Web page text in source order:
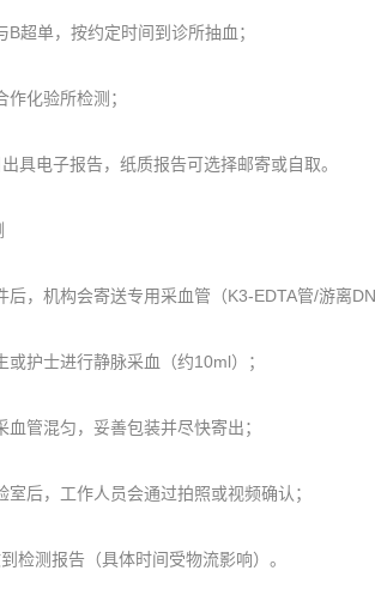
单，按约定时间到诊所抽血；
化验所检测；
电子报告，纸质报告可选择邮寄或自取。
机构会寄送专用采血管（K3-EDTA管/游离
护士进行静脉采血（约10ml）；
管混匀，妥善包装并尽快寄出；
后，工作人员会通过拍照或视频确认；
测报告（具体时间受物流影响）。